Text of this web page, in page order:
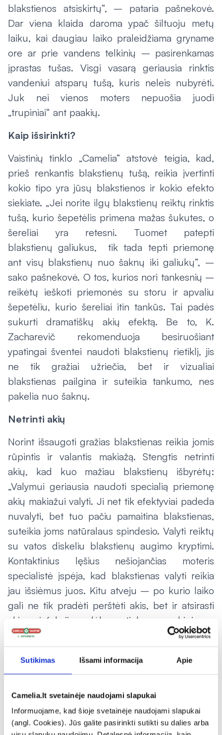
Sutikimas Išsami informacija Apie
Camelia.lt svetainėje naudojami slapukai
Informuojame, kad šioje svetainėje naudojami slapukai
(angl. Cookies). Jūs galite pasirinkti sutikti su dalies arba
blakstienos atsiskirtų“, – pataria pašnekovė.
Dar viena klaida daroma ypač šiltuoju metų
laiku, kai daugiau laiko praleidžiama gryname
ore ar prie vandens telkinių – pasirenkamas
įprastas tušas. Visgi vasarą geriausia rinktis
vandeniui atsparų tušą, kuris neleis nubyrėti.
Juk nei vienos moters nepuošia juodi
„trupiniai“ ant paakių.
Kaip išsirinkti?
Vaistinių tinklo „Camelia“ atstovė teigia, kad,
prieš renkantis blakstienų tušą, reikia įvertinti
kokio tipo yra jūsų blakstienos ir kokio efekto
siekiate. „Jei norite ilgų blakstienų reiktų rinktis
tušą, kurio šepetėlis primena mažas šukutes, o
šereliai yra retesni. Tuomet patepti
blakstienų galiukus, tik tada tepti priemonę
ant visų blakstienų nuo šaknų iki galiukų“, –
sako pašnekovė. O tos, kurios nori tankesnių –
reikėtų ieškoti priemonės su storu ir apvaliu
šepetėliu, kurio šereliai itin tankūs. Tai padės
sukurti dramatiškų akių efektą. Be to, K.
Zacharevič rekomenduoja besiruošiant
ypatingai šventei naudoti blakstienų rietiklį, jis
ne tik gražiai užriečia, bet ir vizualiai
blakstienas pailgina ir suteikia tankumo, nes
pakelia nuo šaknų.
Netrinti akių
Norint išsaugoti gražias blakstienas reikia jomis
rūpintis ir valantis makiažą. Stengtis netrinti
akių, kad kuo mažiau blakstienų išbyrėtų:
„Valymui geriausia naudoti specialią priemonę
akių makiažui valyti. Ji net tik efektyviai padeda
nuvalyti, bet tuo pačiu pamaitina blakstienas,
suteikia joms natūralaus spindesio. Valyti reiktų
su vatos diskeliu blakstienų augimo kryptimi.
Kontaktinius lęšius nešiojančias moteris
specialistė įspėja, kad blakstienas valyti reikia
jau išsiėmus juos. Kitu atveju – po kurio laiko
gali ne tik pradėti perštėti akis, bet ir atsirasti
akių infekcija dėl netinkamos higienos
naudojant lęšius.